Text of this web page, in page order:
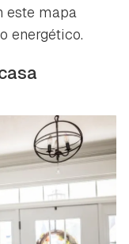
este mapa
energético.